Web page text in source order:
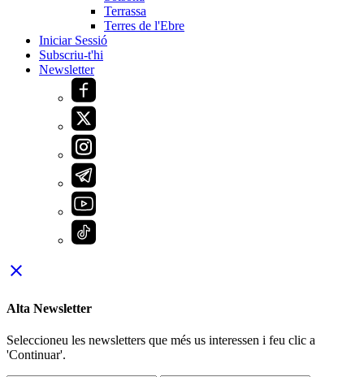
Terrassa
Terres de l'Ebre
Iniciar Sessió
Subscriu-t'hi
Newsletter
close
Alta Newsletter
Seleccioneu les newsletters que més us interessen i feu clic a
'Continuar'.